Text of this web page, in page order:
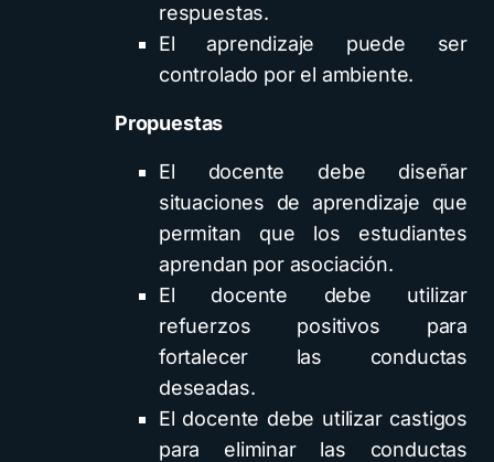
respuestas.
El aprendizaje puede ser
controlado por el ambiente.
Propuestas
El docente debe diseñar
situaciones de aprendizaje que
permitan que los estudiantes
aprendan por asociación.
El docente debe utilizar
refuerzos positivos para
fortalecer las conductas
deseadas.
El docente debe utilizar castigos
para eliminar las conductas